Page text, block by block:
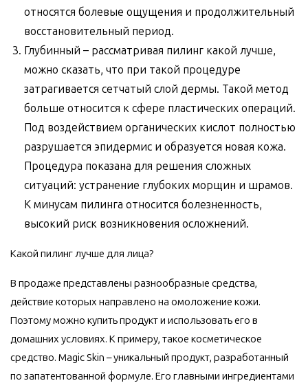
относятся болевые ощущения и продолжительный
восстановительный период.
Глубинный – рассматривая пилинг какой лучше,
можно сказать, что при такой процедуре
затрагивается сетчатый слой дермы. Такой метод
больше относится к сфере пластических операций.
Под воздействием органических кислот полностью
разрушается эпидермис и образуется новая кожа.
Процедура показана для решения сложных
ситуаций: устранение глубоких морщин и шрамов.
К минусам пилинга относится болезненность,
высокий риск возникновения осложнений.
Какой пилинг лучше для лица?
В продаже представлены разнообразные средства,
действие которых направлено на омоложение кожи.
Поэтому можно купить продукт и использовать его в
домашних условиях. К примеру, такое косметическое
средство. Magic Skin – уникальный продукт, разработанный
по запатентованной формуле. Его главными ингредиентами